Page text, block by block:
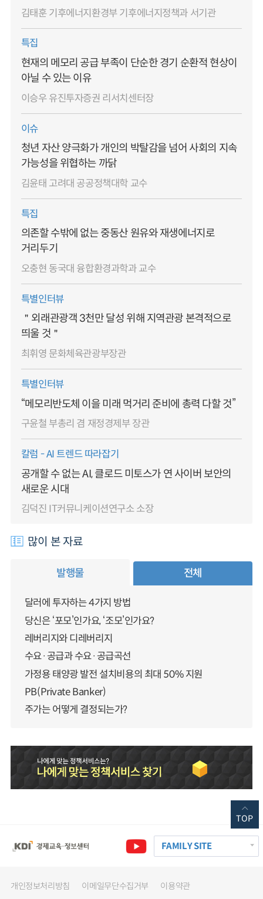
김태훈 기후에너지환경부 기후에너지정책과 서기관
특집
현재의 메모리 공급 부족이 단순한 경기 순환적 현상이
아닐 수 있는 이유
이승우 유진투자증권 리서치센터장
이슈
청년 자산 양극화가 개인의 박탈감을 넘어 사회의 지속
가능성을 위협하는 까닭
김윤태 고려대 공공정책대학 교수
특집
의존할 수밖에 없는 중동산 원유와 재생에너지로
거리두기
오충현 동국대 융합환경과학과 교수
특별인터뷰
＂외래관광객 3천만 달성 위해 지역관광 본격적으로
띄울 것＂
최휘영 문화체육관광부장관
특별인터뷰
“메모리반도체 이을 미래 먹거리 준비에 총력 다할 것”
구윤철 부총리 겸 재정경제부 장관
칼럼 - AI 트렌드 따라잡기
공개할 수 없는 AI, 클로드 미토스가 연 사이버 보안의
새로운 시대
김덕진 IT커뮤니케이션연구소 소장
많이 본 자료
발행물 전체
달러에 투자하는 4가지 방법
당신은 ‘포모’인가요, ‘조모’인가요?
레버리지와 디레버리지
수요·공급과 수요·공급곡선
가정용 태양광 발전 설치비용의 최대 50% 지원
PB(Private Banker)
주가는 어떻게 결정되는가?
FAMILY SITE
개인정보처리방침 이메일무단수집거부 이용약관
TOP